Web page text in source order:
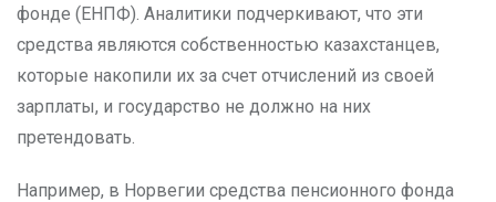
фонде (ЕНПФ). Аналитики подчеркивают, что эти
средства являются собственностью казахстанцев,
которые накопили их за счет отчислений из своей
зарплаты, и государство не должно на них
претендовать.
Например, в Норвегии средства пенсионного фонда